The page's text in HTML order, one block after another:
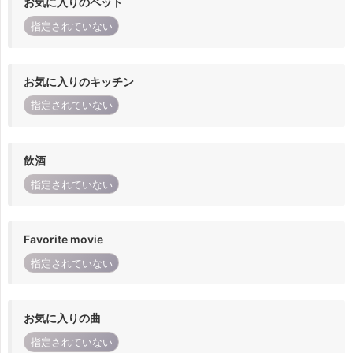
指定されていない
お気に入りのキッチン
指定されていない
飲酒
指定されていない
Favorite movie
指定されていない
お気に入りの曲
指定されていない